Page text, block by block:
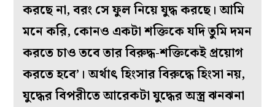
করছে না, বরং সে ফুল নিয়ে যুদ্ধ করছে। আমি
মনে করি, কোনও একটা শক্তিকে যদি তুমি দমন
করতে চাও তবে তার বিরুদ্ধ-শক্তিকেই প্রয়োগ
করতে হবে’। অর্থাৎ হিংসার বিরুদ্ধে হিংসা নয়,
যুদ্ধের বিপরীতে আরেকটা যুদ্ধের অস্ত্র ঝনঝনা